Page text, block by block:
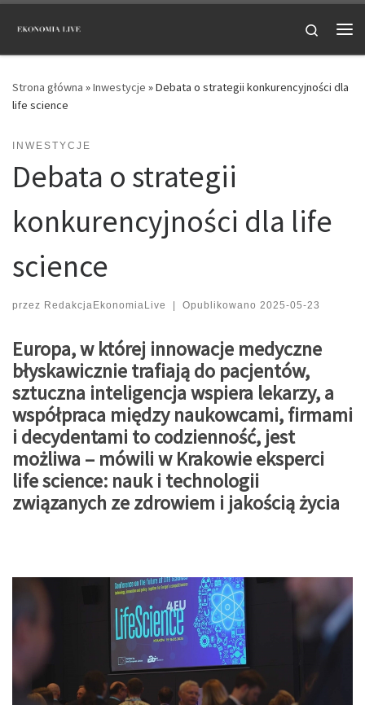
Przejdź do treści
Search
Strona główna »Inwestycje »Debata o strategii konkurencyjności dla
life science
INWESTYCJE
Debata o strategii
konkurencyjności dla life
science
przez RedakcjaEkonomiaLive | Opublikowano 2025-05-23
Europa, w której innowacje medyczne
błyskawicznie trafiają do pacjentów,
sztuczna inteligencja wspiera lekarzy, a
współpraca między naukowcami, firmami
i decydentami to codzienność, jest
możliwa – mówili w Krakowie eksperci
life science: nauk i technologii
związanych ze zdrowiem i jakością życia